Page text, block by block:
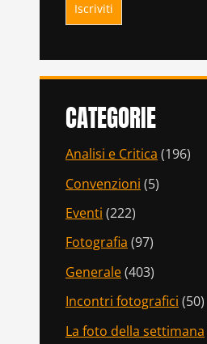
CATEGORIE
Analisi e Critica (196)
Convenzioni (5)
Eventi (222)
Fotografia (97)
Generale(403)
Incontri fotografici (50)
La foto della settimana